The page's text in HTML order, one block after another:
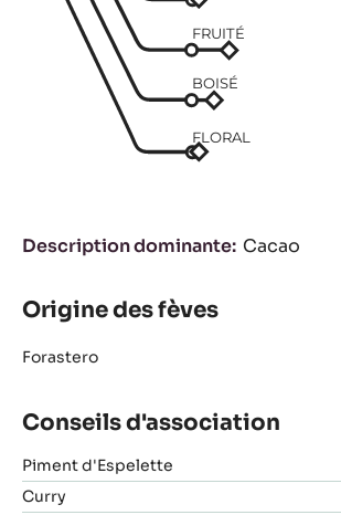
FRUITÉ
BOISÉ
FLORAL
Description dominante Cacao
Origine des fèves
Forastero
Conseils d'association
Piment d'Espelette
Curry